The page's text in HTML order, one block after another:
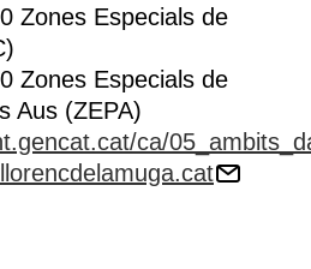
Zones Especials de
Zones Especials de
Aus (ZEPA)
ca/